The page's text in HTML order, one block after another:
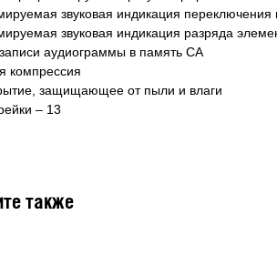
звуковая индикация переключения
звуковая индикация разряда
аудиограммы в память СА
компрессия
защищающее от пыли и влаги
– 13
также